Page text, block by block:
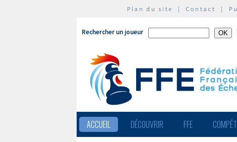
Plan du site | Contact |
Rechercher un joueur
ACCUEIL DÉCOUVRIR FFE